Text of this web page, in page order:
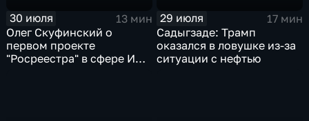
30 июля
13 мин
Олег Скуфинский о
первом проекте
"Росреестра" в сфере ИИ
29 июля
17 мин
Садыгзаде: Трамп
оказался в ловушке из-за
ситуации с нефтью